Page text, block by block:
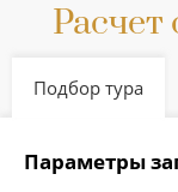
Расчет
Подбор тура
Параметры